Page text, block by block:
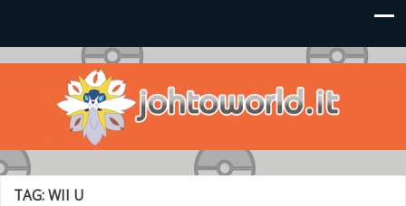
Johto World
Le novità più frizzanti dall'universo Pokémon e Nintendo
TAG:WII U